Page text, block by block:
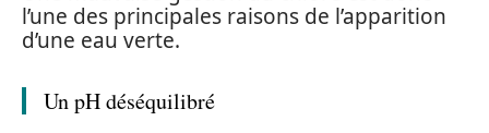
l’une des principales raisons de l’apparition
d’une eau verte.
Un pH déséquilibré